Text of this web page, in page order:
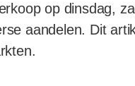
op dinsdag,
aandelen. Dit